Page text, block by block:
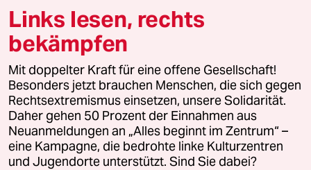
4
Das Zeitalter der elektronischen
Kriegsführung
5 Unfall von CDU-Abgeordnetem
Thomas Bareiß crasht bei voller
Dröhnung
Links lesen, rechts
bekämpfen
Mit doppelter Kraft für eine offene Gesellschaft!
Besonders jetzt brauchen Menschen, die sich gegen
Rechtsextremismus einsetzen, unsere Solidarität.
Daher gehen 50 Prozent der Einnahmen aus
Neuanmeldungen an „Alles beginnt im Zentrum“ –
eine Kampagne, die bedrohte linke Kulturzentren
und Jugendorte unterstützt. Sind Sie dabei?